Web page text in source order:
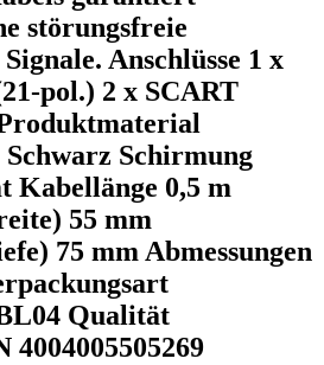
störungsfreie
Anschlüsse 1 x
pol.) 2 x SCART
Schirmung
Kabellänge 0,5 m
55 mm
75 mm Abmessungen
Qualität
4004005505269